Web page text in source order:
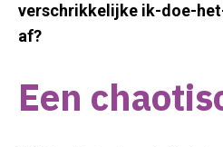
verschrikkelijke ik-doe-
af?
Een